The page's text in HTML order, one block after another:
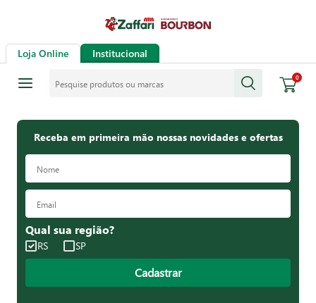
Loja Online Institucional
0
Receba em primeira mão nossas novidades e ofertas
Qual sua região?
RS SP
Cadastrar